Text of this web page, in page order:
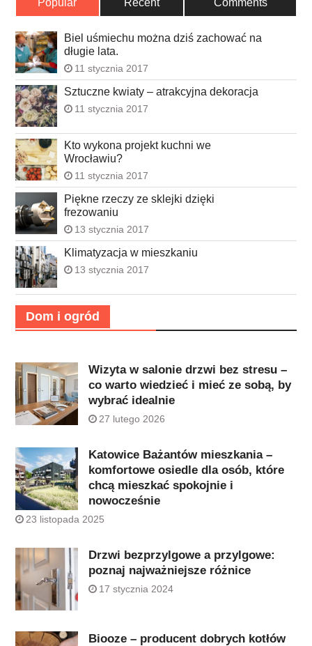
Biel uśmiechu można dziś zachować na
długie lata.
11 stycznia 2017
Sztuczne kwiaty – atrakcyjna dekoracja
11 stycznia 2017
Kto wykona projekt kuchni we
Wrocławiu?
11 stycznia 2017
Piękne rzeczy ze sklejki dzięki
frezowaniu
13 stycznia 2017
Klimatyzacja w mieszkaniu
13 stycznia 2017
Dom i ogród
Wizyta w salonie drzwi bez stresu –
co warto wiedzieć i mieć ze sobą, by
wybrać idealnie
27 lutego 2026
Katowice Bażantów mieszkania –
komfortowe osiedle dla osób, które
chcą mieszkać spokojnie i
nowocześnie
23 listopada 2025
Drzwi bezprzylgowe a przylgowe:
poznaj najważniejsze różnice
17 stycznia 2024
Biooze – producent dobrych kotłów